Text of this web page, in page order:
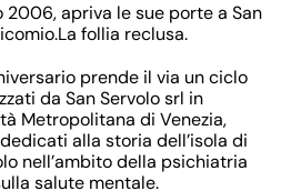
2006, apriva le sue porte a San
follia reclusa.
prende il via un ciclo
da San Servolo srl in
Metropolitana di Venezia,
alla storia dell’isola di
nell’ambito della psichiatria
salute mentale.